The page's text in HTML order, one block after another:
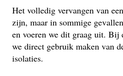
Het volledig vervangen van
zijn, maar in sommige
en voeren we dit graag uit. Bij
we direct gebruik maken van
isolaties.